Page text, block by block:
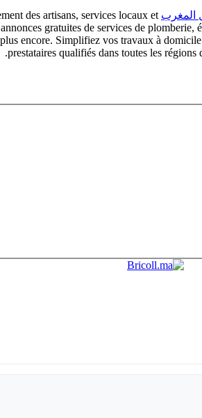
des artisans, services locaux et
gratuites de services de plomberie,
encore. Simplifiez vos travaux à
prestataires qualifiés dans toutes les régions